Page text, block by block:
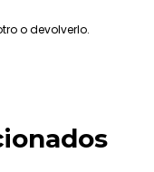
o devolverlo.